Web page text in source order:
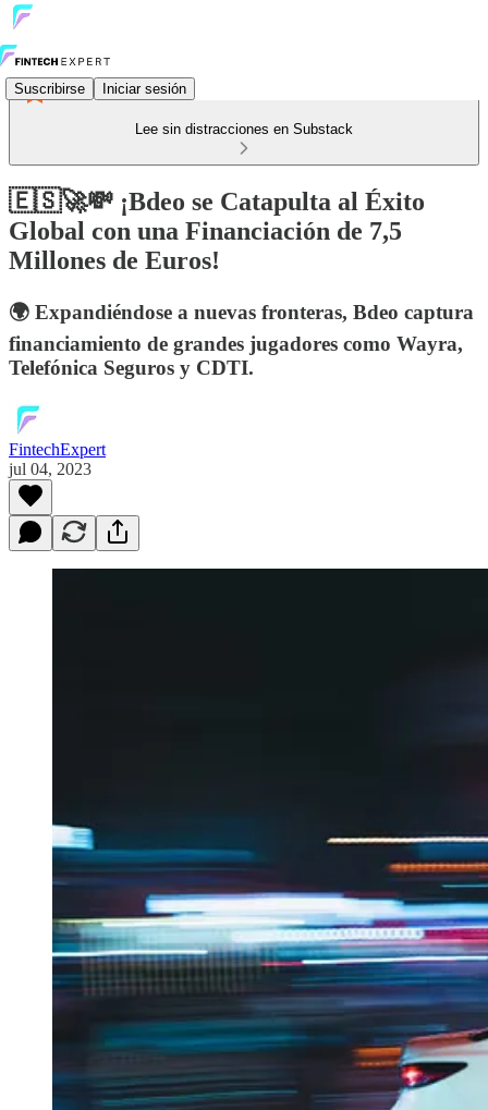
Suscribirse Iniciar sesión
Lee sin distracciones en Substack
🇪🇸🚀💸 ¡Bdeo se Catapulta al Éxito
Global con una Financiación de 7,5
Millones de Euros!
🌍 Expandiéndose a nuevas fronteras, Bdeo captura
financiamiento de grandes jugadores como Wayra,
Telefónica Seguros y CDTI.
FintechExpert
jul 04, 2023